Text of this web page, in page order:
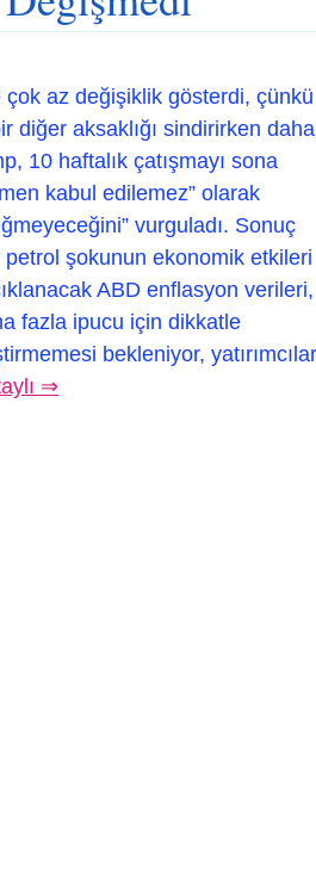
az değişiklik gösterdi, çünkü
diğer aksaklığı sindirirken daha
10 haftalık çatışmayı sona
kabul edilemez” olarak
vurguladı. Sonuç
şokunun ekonomik etkileri
ABD enflasyon verileri,
fazla ipucu için dikkatle
bekleniyor, yatırımcılar
⇒